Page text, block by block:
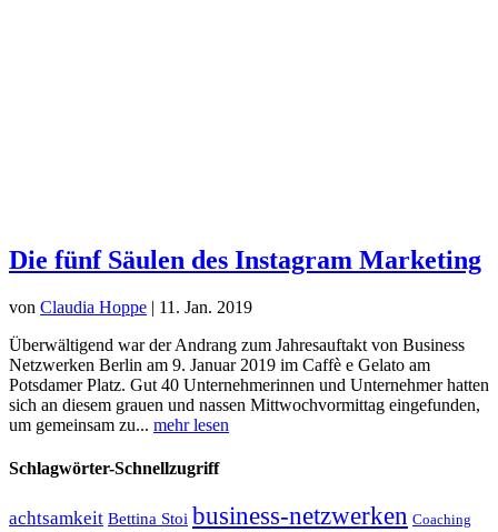
Die fünf Säulen des Instagram Marketing
von Claudia Hoppe | 11. Jan. 2019
Überwältigend war der Andrang zum Jahresauftakt von Business
Netzwerken Berlin am 9. Januar 2019 im Caffè e Gelato am
Potsdamer Platz. Gut 40 Unternehmerinnen und Unternehmer hatten
sich an diesem grauen und nassen Mittwochvormittag eingefunden,
um gemeinsam zu... mehr lesen
Schlagwörter-Schnellzugriff
achtsamkeit Bettina Stoi business-netzwerken Coaching